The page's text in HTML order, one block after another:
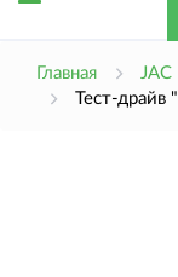
Главная JAC
Тест-драйв